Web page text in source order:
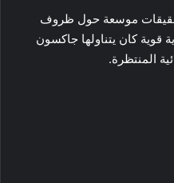
موسعة حول ظروف
قوية كان يتناولها جاكسون
المنتظرة.